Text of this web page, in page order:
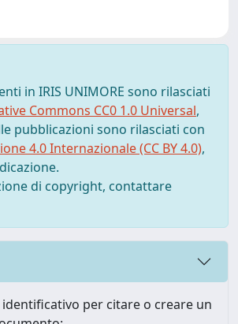
in IRIS UNIMORE sono rilasciati
Commons CC0 1.0 Universal,
pubblicazioni sono rilasciati con
4.0 Internazionale (CC BY 4.0),
di copyright, contattare
per citare o creare un